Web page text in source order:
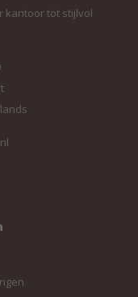
kantoor tot stijlvol